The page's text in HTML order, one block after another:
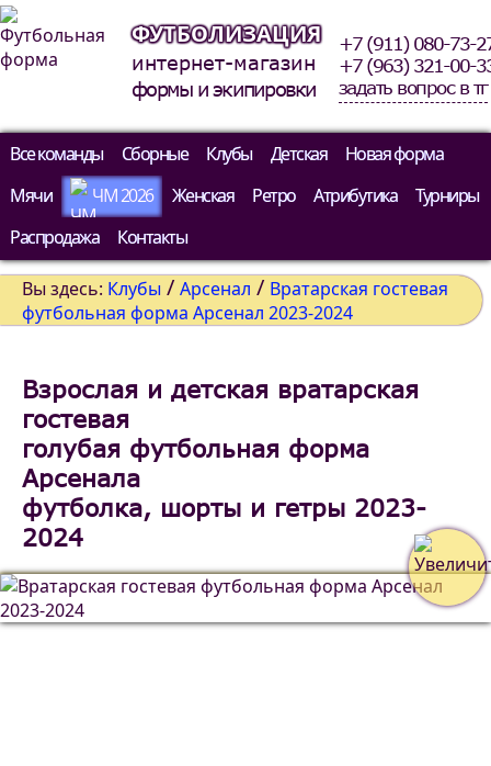
ФУТБОЛИЗАЦИЯ
интернет-магазин
формы и экипировки
+7 (911) 080-73-
+7 (963) 321-00-
задать вопрос в тг
Все команды Сборные Клубы Детская
Новая форма
Мячи
ЧМ 2026 Женская Ретро Атрибутика
Турниры
Распродажа
Контакты
Вы здесь: Клубы / Арсенал / Вратарская гостевая
футбольная форма Арсенал 2023-2024
Взрослая и детская вратарская
гостевая
голубая футбольная форма
Арсенала
футболка, шорты и гетры 2023-
2024